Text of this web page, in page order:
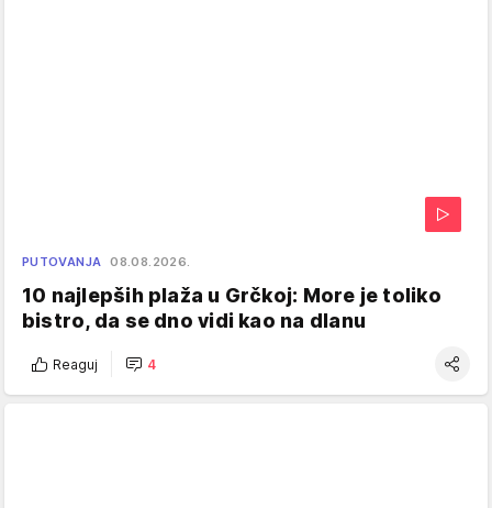
PUTOVANJA 08.08.2026.
10 najlepših plaža u Grčkoj: More je toliko
bistro, da se dno vidi kao na dlanu
Reaguj 4